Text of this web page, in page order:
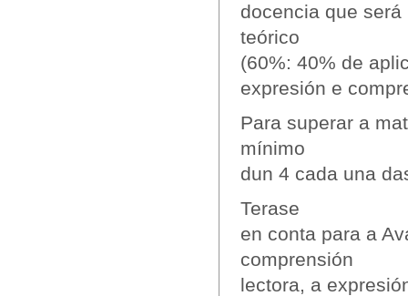
docencia que
teórico
(60%: 40% de
expresión e
Para superar a
mínimo
dun 4 cada una
Terase
en conta para a
comprensión
lectora, a